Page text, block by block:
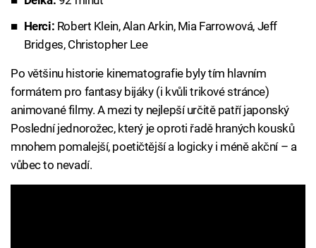
Herci: Robert Klein, Alan Arkin, Mia Farrowová, Jeff
Bridges, Christopher Lee
Po většinu historie kinematografie byly tím hlavním
formátem pro fantasy bijáky (i kvůli trikové stránce)
animované filmy. A mezi ty nejlepší určitě patří japonský
Poslední jednorožec, který je oproti řadě hraných kousků
mnohem pomalejší, poetičtější a logicky i méně akční – a
vůbec to nevadí.